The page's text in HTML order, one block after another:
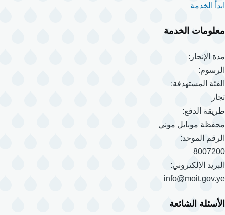
ابدأ الخدمة
معلومات الخدمة
مدة الإنجاز:
الرسوم:
الفئة المستهدفة:
تجار
طريقة الدفع:
محفظة موبايل موني
الرقم الموحد:
8007200
البريد الإلكتروني:
info@moit.gov.ye
الأسئلة الشائعة